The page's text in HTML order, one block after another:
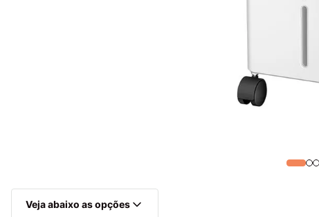
Veja abaixo as opções